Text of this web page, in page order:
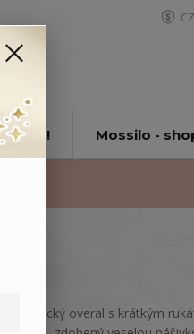
Mossilo -
kojenecký overal s krátkým